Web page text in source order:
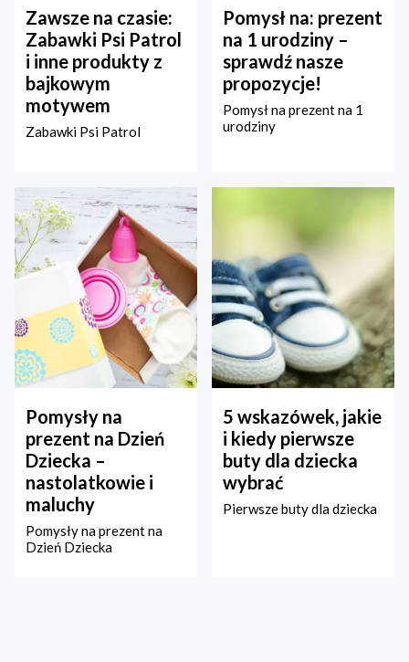
Zawsze na czasie:
Zabawki Psi Patrol
i inne produkty z
bajkowym
motywem
Zabawki Psi Patrol
Pomysł na: prezent
na 1 urodziny –
sprawdź nasze
propozycje!
Pomysł na prezent na 1
urodziny
Pomysły na
prezent na Dzień
Dziecka –
nastolatkowie i
maluchy
Pomysły na prezent na
Dzień Dziecka
5 wskazówek, jakie
i kiedy pierwsze
buty dla dziecka
wybrać
Pierwsze buty dla dziecka